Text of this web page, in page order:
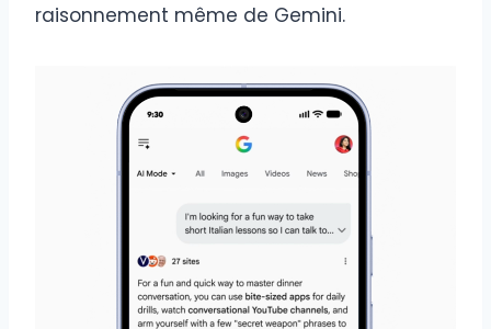
raisonnement même de Gemini.